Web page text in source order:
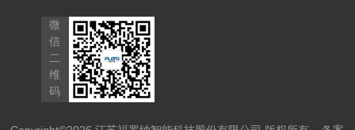
微
信
二
维
码